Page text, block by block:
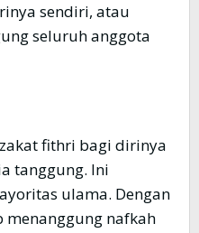
sendiri, atau
seluruh anggota
fithri bagi dirinya
tanggung. Ini
ulama. Dengan
nafkah